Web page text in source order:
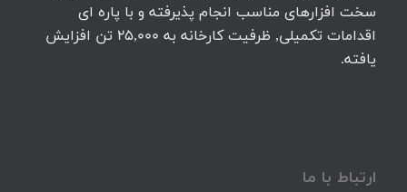
سخت افزارهای مناسب انجام پذیرفته و با پاره ای
اقدامات تکمیلی, ظرفیت کارخانه به 25,000 تن افزایش
یافته.
ارتباط با ما